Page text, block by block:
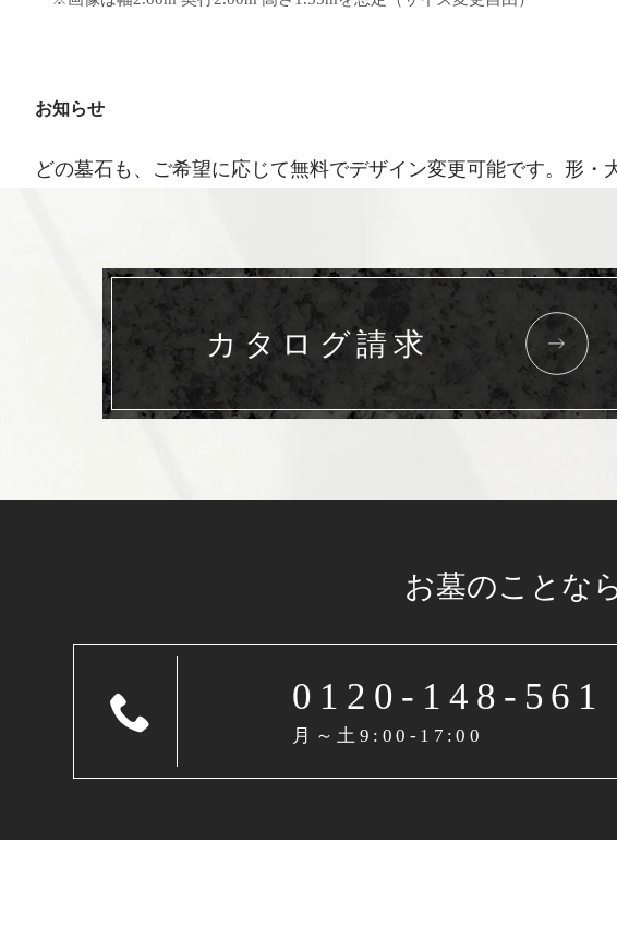
お知らせ
どの墓石も、ご希望に応じて無料でデザイン変更可能です。形
カタログ請求
お墓のことな
0120-148-561
月～土9:00-17:00